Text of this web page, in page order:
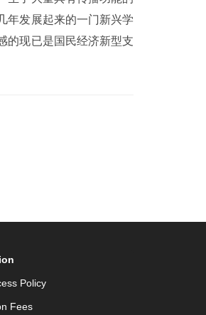
年发展起来的一门新兴学
的现已是国民经济新型支
Policy
Fees